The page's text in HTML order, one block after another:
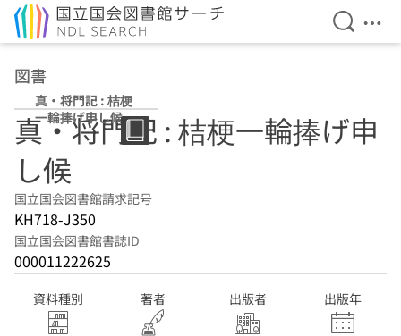
検索を
メ
図書
真・将門記 : 桔梗
一輪捧げ申し候
真・将門記 : 桔梗一輪捧げ申
し候
国立国会図書館請求記号
KH718-J350
国立国会図書館書誌ID
000011222625
資料種別 著者 出版者 出版年